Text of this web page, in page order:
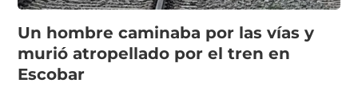
Un hombre caminaba por las vías y
murió atropellado por el tren en
Escobar